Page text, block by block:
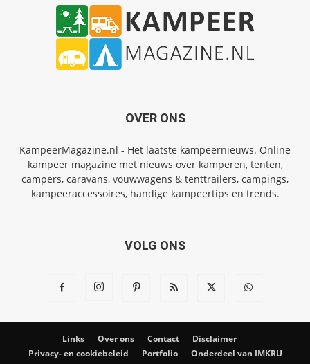
OVER ONS
KampeerMagazine.nl - Het laatste kampeernieuws. Online
kampeer magazine met nieuws over kamperen, tenten,
campers, caravans, vouwwagens & tenttrailers, campings,
kampeeraccessoires, handige kampeertips en trends.
VOLG ONS
Links Over ons Contact
Disclaimer
Privacy- en cookiebeleid
Portfolio Onderdeel van IMKRU